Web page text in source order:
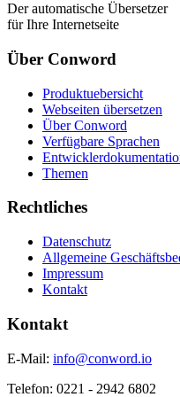
Der automatische Übersetzer
für Ihre Internetseite
Über Conword
Produktuebersicht
Webseiten übersetzen
Über Conword
Verfügbare Sprachen
Themen
Rechtliches
Datenschutz
Allgemeine
Impressum
Kontakt
Kontakt
E-Mail: info@conword.io
Telefon: 0221 - 2942 6802